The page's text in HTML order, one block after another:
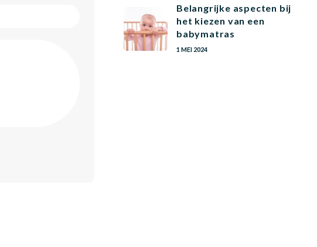
Belangrijke aspecten bij
het kiezen van een
babymatras
1 MEI 2024